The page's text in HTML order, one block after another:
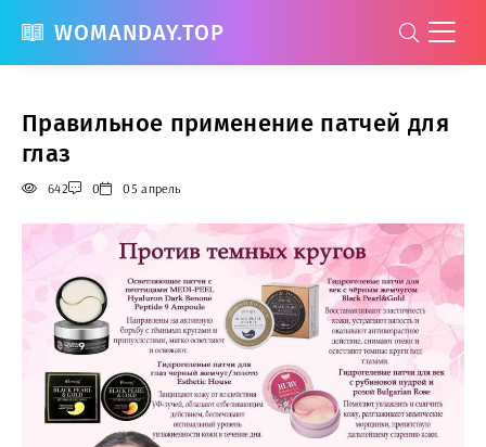
WOMANDAY.TOP
Правильное применение патчей для
глаз
642 0 05 апрель